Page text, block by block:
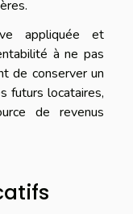
appliquée et
à ne pas
de conserver un
futurs locataires,
de revenus